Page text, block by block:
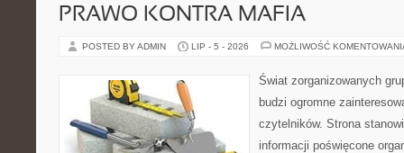
PRAWO KONTRA MAFIA
POSTED BY ADMIN LIP - 5 - 2026 MOŻLIWOŚĆ
Świat zorganizowanych
budzi ogromne
czytelników. Strona
informacji poświęcone